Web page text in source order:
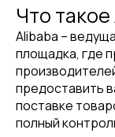
Что
Alibaba –
площадка, где
предоставить
поставке
полный